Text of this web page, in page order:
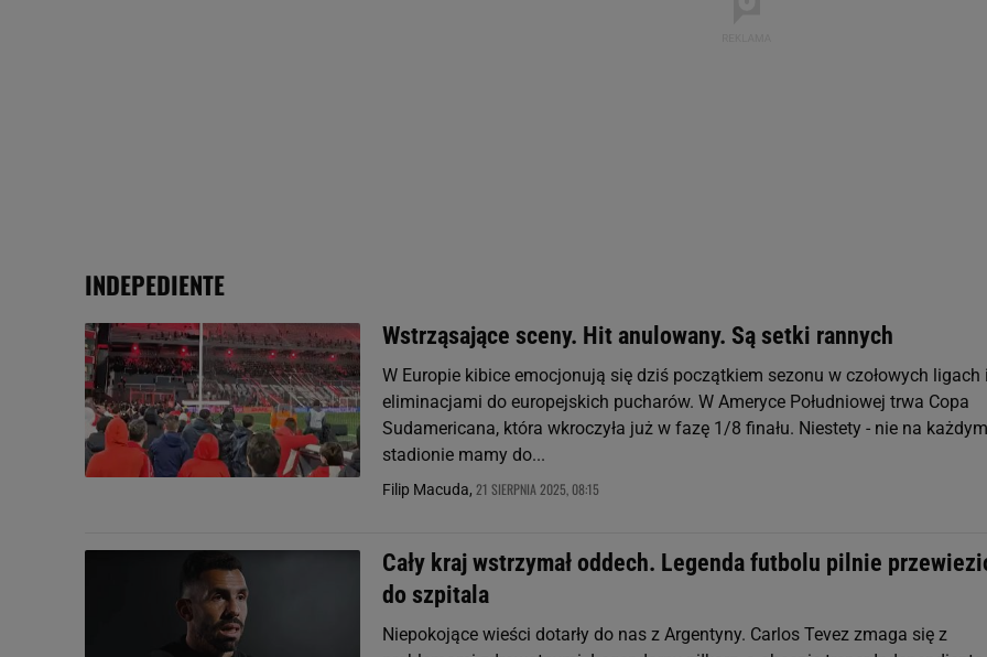
INDEPEDIENTE
Wstrząsające sceny. Hit anulowany. Są setki rannych
W Europie kibice emocjonują się dziś początkiem sezonu w czołowych ligach i
eliminacjami do europejskich pucharów. W Ameryce Południowej trwa Copa
Sudamericana, która wkroczyła już w fazę 1/8 finału. Niestety - nie na każdym
stadionie mamy do...
Filip Macuda, 21 SIERPNIA 2025, 08:15
Cały kraj wstrzymał oddech. Legenda futbolu pilnie
do szpitala
Niepokojące wieści dotarły do nas z Argentyny. Carlos Tevez zmaga się z